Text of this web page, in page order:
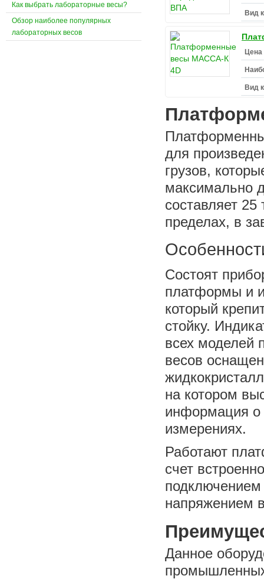
Вид
Цена
Вид
для
грузов,
максимально
составляет
пределах, в
Состоят
платформы и
который
стойку.
всех моделей
весов
на котором
информация о
измерениях.
Работают
счет
подключением
напряжением
Данное
промышленных
Как выбрать лабораторные весы?
Обзор наиболее популярных
лабораторных весов